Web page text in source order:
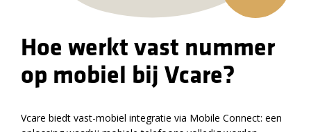
Hoe werkt vast nummer
op mobiel bij Vcare?
Vcare biedt vast-mobiel integratie via Mobile Connect: een